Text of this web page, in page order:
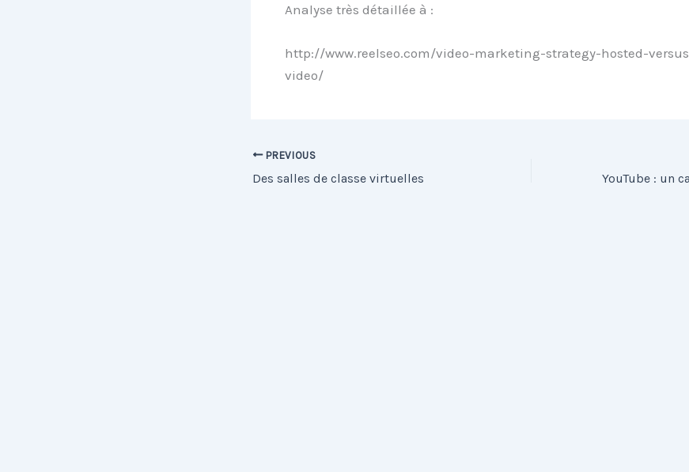
Analyse très détaillée à :
http://www.reelseo.com/video-marketing-strategy-hosted-
video/
PREVIOUS
Des salles de classe virtuelles